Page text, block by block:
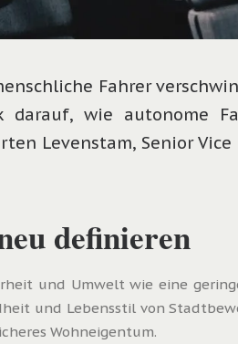
Fahrer
darauf, wie autonome
Levenstam, Senior
definieren
und Umwelt wie eine
und Lebensstil von
Wohneigentum.